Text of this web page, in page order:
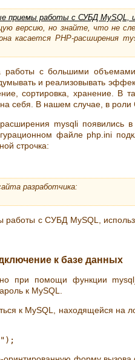
приемы работы с СУБД MySQL,
версию, но знайте, что не
касается PHP-расширения
работы с большими
и реализовывать
сортировка, хранение. В
себя. В нашем случае, в роли
mysqli появились в
файле php.ini
строчка:
разработчика:
с СУБД MySQL,
к базе данных
при помощи функции
к MySQL.
к MySQL, находящейся на